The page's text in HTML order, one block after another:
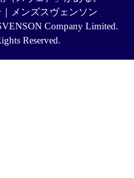
メンズスヴェンソン
Company Limited.
Reserved.